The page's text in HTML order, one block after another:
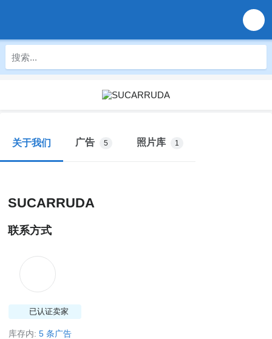
关于我们 广告 5 照片库 1
SUCARRUDA
联系方式
已认证卖家
库存内: 5 条广告